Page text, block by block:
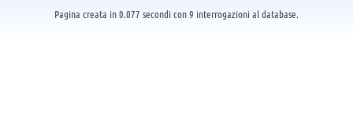
Pagina creata in 0.077 secondi con 9 interrogazioni al database.